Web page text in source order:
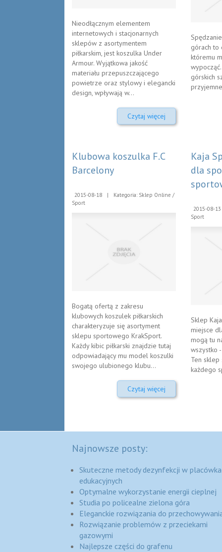
Nieodłącznym elementem
internetowych i stacjonarnych
sklepów z asortymentem
piłkarskim, jest koszulka Under
Armour. Wyjątkowa jakość
materiału przepuszczającego
powietrze oraz stylowy i elegancki
design, wpływają w...
Czytaj więcej
górach to
któremu
górskich
Klubowa koszulka F.C
Barcelony
2015-08-18 |
Kategoria: Sklep Online /
Sport
Bogatą ofertą z zakresu
klubowych koszulek piłkarskich
charakteryzuje się asortyment
sklepu sportowego KrakSport.
Każdy kibic piłkarski znajdzie tutaj
odpowiadający mu model koszulki
swojego ulubionego klubu...
Czytaj więcej
Kaja
dla
2015-08-13
Sport
Sklep
miejsce
mogą tu
wszystko
Ten sklep
każdego
Najnowsze posty:
Skuteczne metody dezynfekcji w
edukacyjnych
Optymalne wykorzystanie energii cieplnej
Studia po policealne zielona góra
Eleganckie rozwiązania do
Rozwiązanie problemów z przeciekami
gazowymi
Najlepsze części do grafenu